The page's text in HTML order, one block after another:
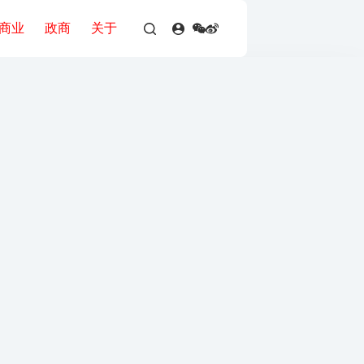
业 政商 关于